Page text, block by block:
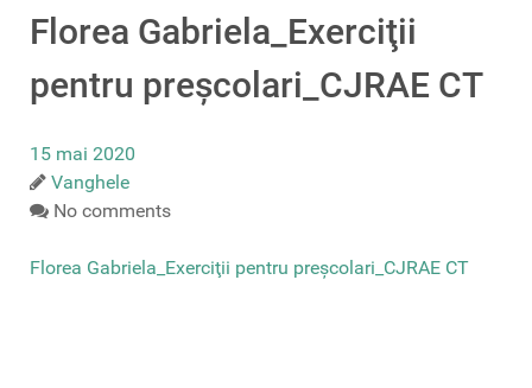
Florea Gabriela_Exerciţii
pentru preșcolari_CJRAE CT
15 mai 2020
Vanghele
No comments
Florea Gabriela_Exerciţii pentru preșcolari_CJRAE CT